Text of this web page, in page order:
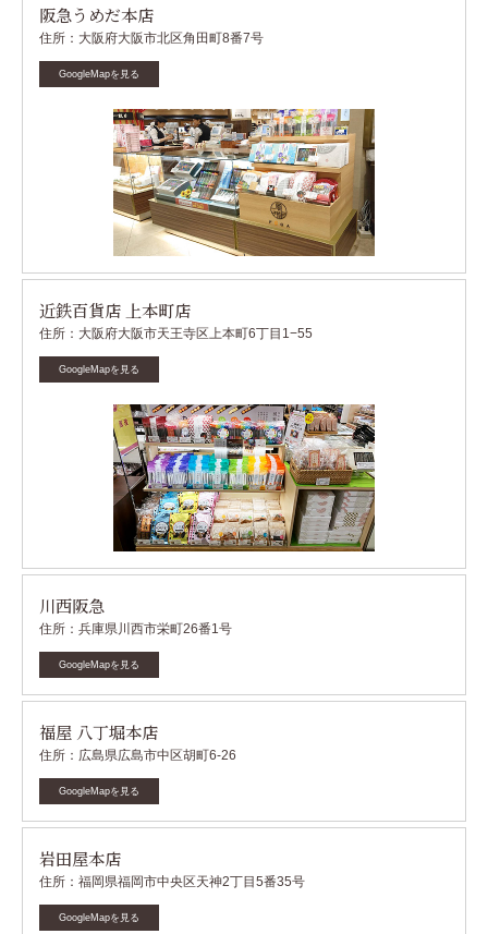
阪急うめだ本店
住所：大阪府大阪市北区角田町8番7号
GoogleMapを見る
近鉄百貨店 上本町店
住所：大阪府大阪市天王寺区上本町6丁目1−55
GoogleMapを見る
川西阪急
住所：兵庫県川西市栄町26番1号
GoogleMapを見る
福屋 八丁堀本店
住所：広島県広島市中区胡町6-26
GoogleMapを見る
岩田屋本店
住所：福岡県福岡市中央区天神2丁目5番35号
GoogleMapを見る